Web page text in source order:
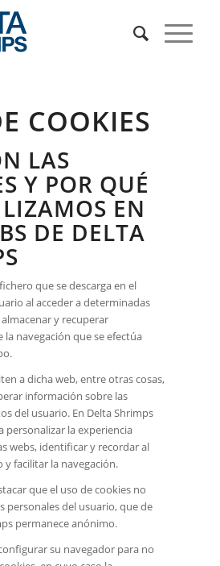
COOKIES
LAS
Y POR QUÉ
EN
DE DELTA
que se descarga en el
al acceder a determinadas
y recuperar
navegación que se efectúa
a dicha web, entre otras cosas,
información sobre las
del usuario. En Delta Shrimps
personalizar la experiencia
webs, identificar y recordar al
y facilitar la navegación.
que el uso de cookies no
personales del usuario, que de
permanece anónimo.
su navegador para no